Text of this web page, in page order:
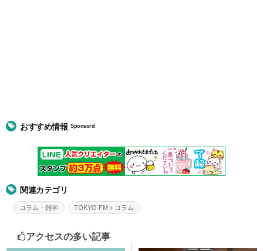
おすすめ情報Sponsord
関連カテゴリ
コラム・雑学 TOKYO FM＋コラム
アクセスの多い記事